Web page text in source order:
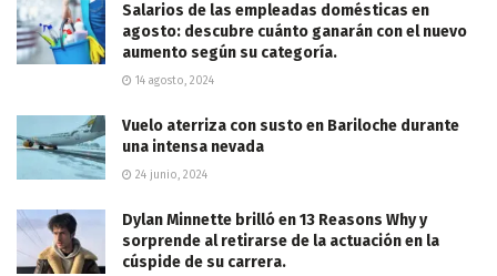
Salarios de las empleadas domésticas en
agosto: descubre cuánto ganarán con el nuevo
aumento según su categoría.
14 agosto, 2024
Vuelo aterriza con susto en Bariloche durante
una intensa nevada
24 junio, 2024
Dylan Minnette brilló en 13 Reasons Why y
sorprende al retirarse de la actuación en la
cúspide de su carrera.